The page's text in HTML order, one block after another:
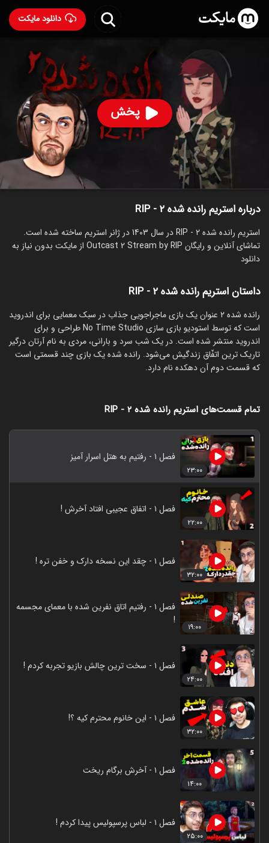
دانلود مایکت
پخش
استریم رانده شده ۲ - RIP ساخت 1403
۳۴۲ RIP
ساخت ایران سال 1403
رده سنی ۱۳+
توضیحات سریال‌های مشابه
درباره استریم رانده شده ۲ - RIP
استریم رانده شده ۲ - RIP در سال 1403 در ژانر استریم ساخته شده است.
تماشای آنلاین و رایگان Outcast 2 Stream by RIP از مایکت بدون نیاز به
دانلود
داستان استریم رانده شده ۲ - RIP
‏رانده شده ۲ عنوان یک بازی ماجراجویی جذاب در سبک معمایی برای اندروید
است که توسط استودیو بازی سازی No Time Studio طراحی و برای
اندروید منتشر شده است. در یک شب سرد و بارانی، مردی به نام آرتان درگیر
تاریک‌ ترین اتفّاق زندگیش می‌شود. رانده شده یک بازی چند قسمتی است
که قسمت دوم آن دهکده نام دارد.
تمام قسمت‌های استریم رانده شده ۲ - RIP
۲۳:۰۰
فصل ۱ - رفتیم به هتل اسرار آمیز
۲۲:۰۰
فصل ۱ - اتفاق عجیبی افتاد آخرش !
۳۲:۰۰
فصل ۱ - چقد این نسخه دارک و خفن تره !
۱۹:۰۰
فصل ۱ - رفتیم اتاق نفرین شده با معمای مجسمه
!
۲۴:۰۰
فصل ۱ - سخت ترین چالش بازیو تجربه کردم !
۳۲:۰۰
فصل ۱ - این خانوم محترم کیه ؟!
۱۴:۰۰
فصل ۱ - آخرش برگام ریخت
۲۵:۰۰
فصل ۱ - لباس پرسپولیس پیدا کردم !